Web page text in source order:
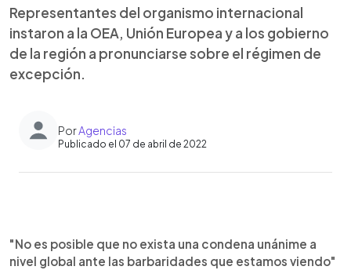
Representantes del organismo internacional
instaron a la OEA, Unión Europea y a los gobierno
de la región a pronunciarse sobre el régimen de
excepción.
PorAgencias
Publicado el 07 de abril de 2022
Escuchar artículo
"No es posible que no exista una condena unánime a
nivel global ante las barbaridades que estamos viendo"